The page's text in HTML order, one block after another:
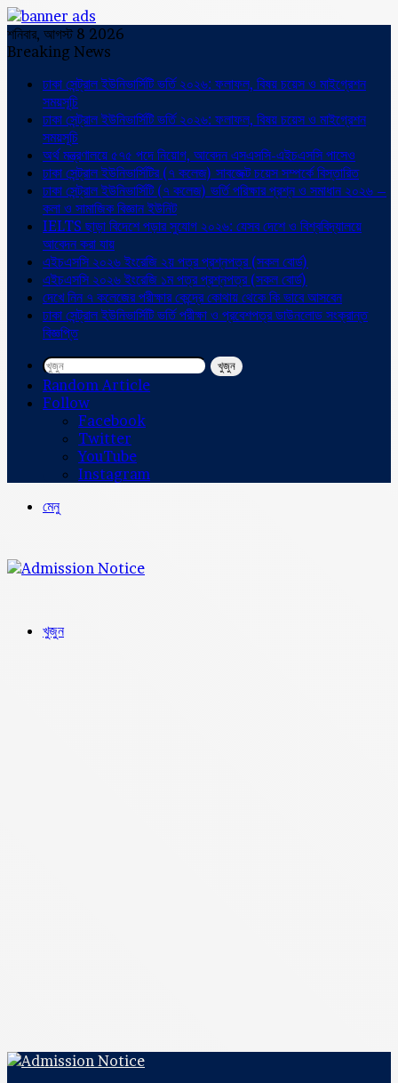
শনিবার, আগস্ট 8 2026
Breaking News
ঢাকা সেন্ট্রাল ইউনিভার্সিটি ভর্তি ২০২৬: ফলাফল, বিষয় চয়েস ও মাইগ্রেশন
সময়সূচি
ঢাকা সেন্ট্রাল ইউনিভার্সিটি ভর্তি ২০২৬: ফলাফল, বিষয় চয়েস ও মাইগ্রেশন
সময়সূচি
অর্থ মন্ত্রণালয়ে ৫৭৫ পদে নিয়োগ, আবেদন এসএসসি-এইচএসসি পাসেও
ঢাকা সেন্ট্রাল ইউনিভার্সিটির (৭ কলেজ) সাবজেক্ট চয়েস সম্পর্কে বিস্তারিত
ঢাকা সেন্ট্রাল ইউনিভার্সিটি (৭ কলেজ) ভর্তি পরিক্ষার প্রশ্ন ও সমাধান ২০২৬ –
কলা ও সামাজিক বিজ্ঞান ইউনিট
IELTS ছাড়া বিদেশে পড়ার সুযোগ ২০২৬: যেসব দেশে ও বিশ্ববিদ্যালয়ে
আবেদন করা যায়
এইচএসসি ২০২৬ ইংরেজি ২য় পত্র প্রশ্নপত্র (সকল বোর্ড)
এইচএসসি ২০২৬ ইংরেজি ১ম পত্র প্রশ্নপত্র (সকল বোর্ড)
দেখে নিন ৭ কলেজের পরীক্ষার কেন্দ্রে কোথায় থেকে কি ভাবে আসবেন
ঢাকা সেন্ট্রাল ইউনিভার্সিটি ভর্তি পরীক্ষা ও প্রবেশপত্র ডাউনলোড সংক্রান্ত
বিজ্ঞপ্তি
খুজুন
Random Article
Follow
Facebook
Twitter
YouTube
Instagram
মেনু
খুজুন